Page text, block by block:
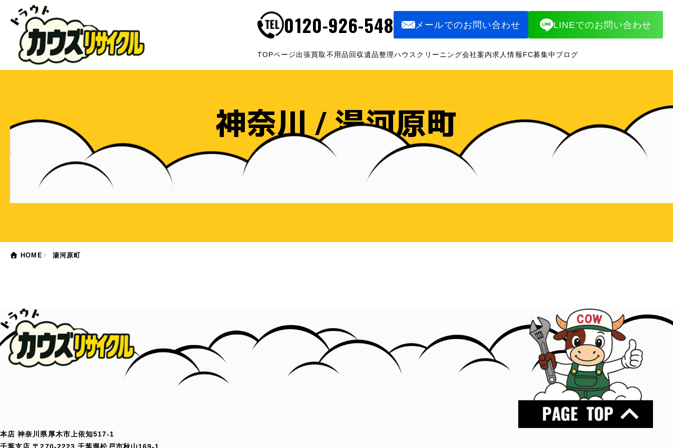
0120-926-548 メールでのお問い合わせ LINEでのお問い合わせ
TOPページ出張買取 不用品回収遺品整理ハウスクリーニング会社案内求人情報FC募集中ブログ
神奈川 / 湯河原町
HOME 湯河原町
本店 神奈川県厚木市上依知517-1
千葉支店 〒270-2223 千葉県松戸市秋山169-1